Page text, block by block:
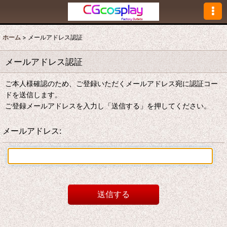
ホーム > メールアドレス認証
メールアドレス認証
ご本人様確認のため、ご登録いただくメールアドレス宛に認証コー
ドを送信します。
ご登録メールアドレスを入力し「送信する」を押してください。
メールアドレス:
送信する